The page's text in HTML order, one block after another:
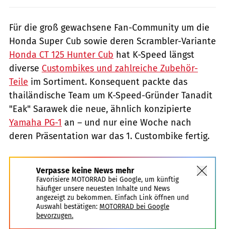
Für die groß gewachsene Fan-Community um die
Honda Super Cub sowie deren Scrambler-Variante
Honda CT 125 Hunter Cub hat K-Speed längst
diverse Custombikes und zahlreiche Zubehör-
Teile im Sortiment. Konsequent packte das
thailändische Team um K-Speed-Gründer Tanadit
"Eak" Sarawek die neue, ähnlich konzipierte
Yamaha PG-1 an – und nur eine Woche nach
deren Präsentation war das 1. Custombike fertig.
Verpasse keine News mehr
Favorisiere MOTORRAD bei Google, um künftig
häufiger unsere neuesten Inhalte und News
angezeigt zu bekommen. Einfach Link öffnen und
Auswahl bestätigen: MOTORRAD bei Google
bevorzugen.